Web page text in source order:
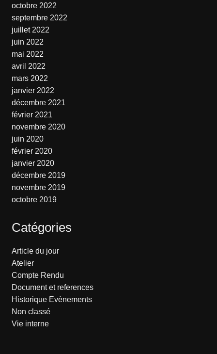
octobre 2022
septembre 2022
juillet 2022
juin 2022
mai 2022
avril 2022
mars 2022
janvier 2022
décembre 2021
février 2021
novembre 2020
juin 2020
février 2020
janvier 2020
décembre 2019
novembre 2019
octobre 2019
Catégories
Article du jour
Atelier
Compte Rendu
Document et references
Historique Evènements
Non classé
Vie interne